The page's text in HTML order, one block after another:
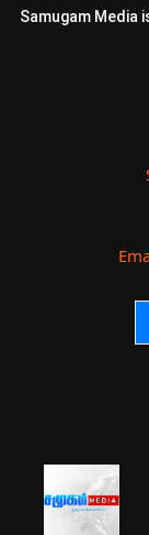
Samugam Media